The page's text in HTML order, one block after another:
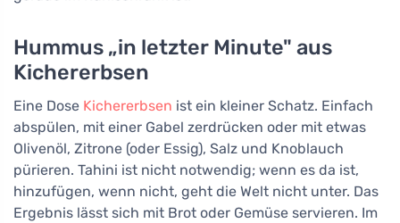
Hummus „in letzter Minute" aus
Kichererbsen
Eine Dose Kichererbsen ist ein kleiner Schatz. Einfach
abspülen, mit einer Gabel zerdrücken oder mit etwas
Olivenöl, Zitrone (oder Essig), Salz und Knoblauch
pürieren. Tahini ist nicht notwendig; wenn es da ist,
hinzufügen, wenn nicht, geht die Welt nicht unter. Das
Ergebnis lässt sich mit Brot oder Gemüse servieren. Im